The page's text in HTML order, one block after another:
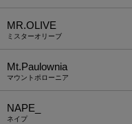
MR.OLIVE
ミスターオリーブ
Mt.Paulownia
マウントポローニア
NAPE_
ネイプ